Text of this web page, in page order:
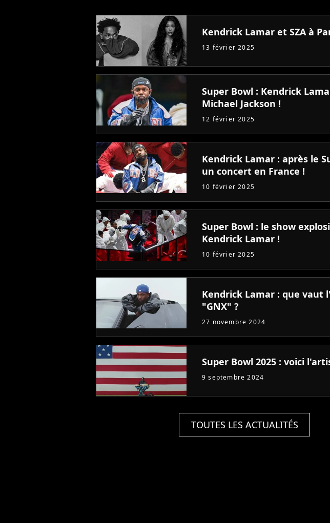
Kendrick Lamar et SZA à
13 février 2025
Super Bowl : Kendrick
Michael Jackson !
12 février 2025
Kendrick Lamar : après le
un concert en France !
10 février 2025
Super Bowl : le show
Kendrick Lamar !
10 février 2025
Kendrick Lamar : que vaut
"GNX" ?
27 novembre 2024
Super Bowl 2025 : voici
9 septembre 2024
TOUTES LES ACTUALITÉS